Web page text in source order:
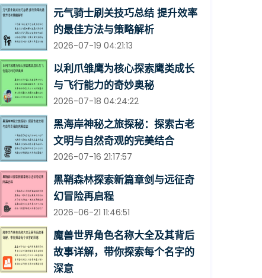
元气骑士刷关技巧总结 提升效率
的最佳方法与策略解析
2026-07-19 04:21:13
以利爪雏鹰为核心探索鹰类成长
与飞行能力的奇妙奥秘
2026-07-18 04:24:22
黑海岸神秘之旅探秘：探索古老
文明与自然奇观的完美结合
2026-07-16 21:17:57
黑鞘森林探索新篇章剑与远征奇
幻冒险再启程
2026-06-21 11:46:51
魔兽世界角色名称大全及其背后
故事详解，带你探索每个名字的
深意